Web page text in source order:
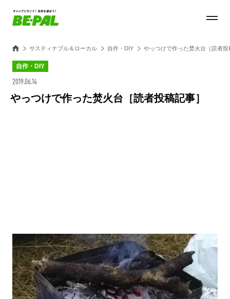
サスティナブル＆ローカル 自作・DIY やっつけで作った焚火台［読者投
自作・DIY
2019.06.14
やっつけで作った焚火台［読者投稿記事］